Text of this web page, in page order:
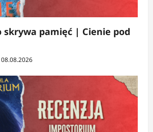
skrywa pamięć | Cienie pod
08.08.2026